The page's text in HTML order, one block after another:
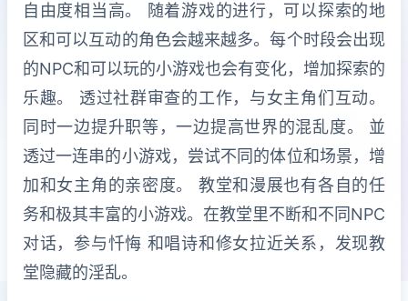
自由度相当高。 随着游戏的进行，可以探索的地
区和可以互动的角色会越来越多。每个时段会出现
的NPC和可以玩的小游戏也会有变化，增加探索的
乐趣。 透过社群审查的工作，与女主角们互动。
同时一边提升职等，一边提高世界的混乱度。 並
透过一连串的小游戏，尝试不同的体位和场景，增
加和女主角的亲密度。 教堂和漫展也有各自的任
务和极其丰富的小游戏。在教堂里不断和不同NPC
对话，参与忏悔 和唱诗和修女拉近关系，发现教
堂隐藏的淫乱。